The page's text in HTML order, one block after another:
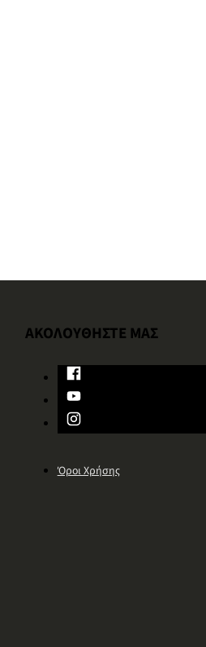
ΑΚΟΛΟΥΘΗΣΤΕ ΜΑΣ
Όροι Χρήσης